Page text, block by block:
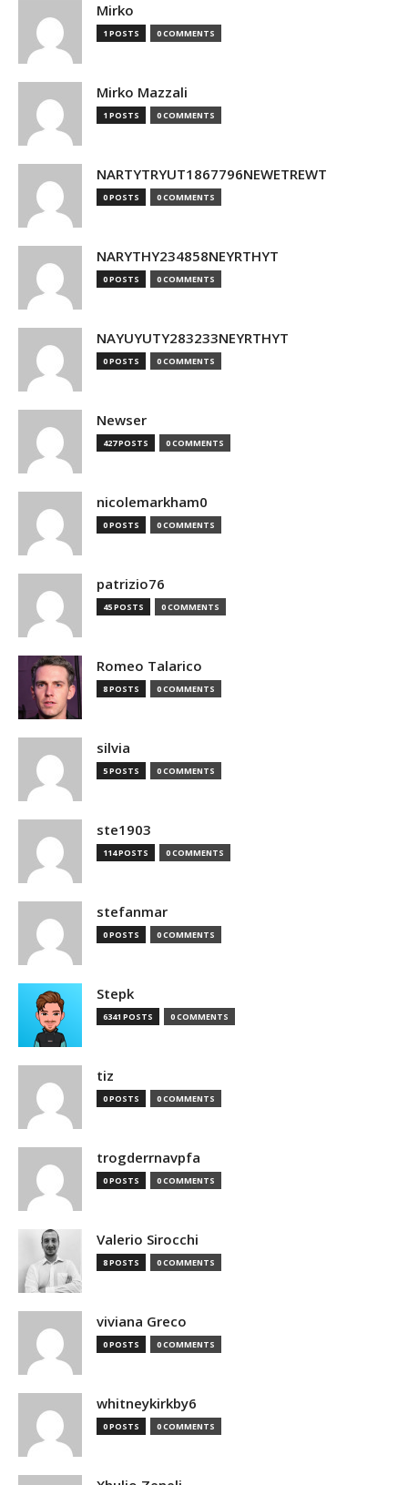
Mirko
1 POSTS 0 COMMENTS
Mirko Mazzali
1 POSTS 0 COMMENTS
NARTYTRYUT1867796NEWETREWT
0 POSTS 0 COMMENTS
NARYTHY234858NEYRTHYT
0 POSTS 0 COMMENTS
NAYUYUTY283233NEYRTHYT
0 POSTS 0 COMMENTS
Newser
427 POSTS 0 COMMENTS
nicolemarkham0
0 POSTS 0 COMMENTS
patrizio76
45 POSTS 0 COMMENTS
Romeo Talarico
8 POSTS 0 COMMENTS
silvia
5 POSTS 0 COMMENTS
ste1903
114 POSTS 0 COMMENTS
stefanmar
0 POSTS 0 COMMENTS
Stepk
6341 POSTS 0 COMMENTS
tiz
0 POSTS 0 COMMENTS
trogderrnavpfa
0 POSTS 0 COMMENTS
Valerio Sirocchi
8 POSTS 0 COMMENTS
viviana Greco
0 POSTS 0 COMMENTS
whitneykirkby6
0 POSTS 0 COMMENTS